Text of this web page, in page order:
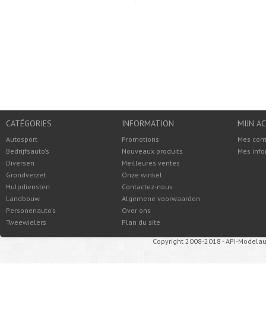
CATÉGORIES
Autosport
Bedrijfsauto's
Diversen
Grondverzet
Hulpdiensten
Landbouw
Personenauto's
Tweewielers
INFORMATION
Promotions
Nouveaux produits
Meilleures ventes
Onze winkel
Contactez-nous
Algemene voorwaarden
Over ons
Plan du site
MIJN
Mes
Mes
Copyright 2008-2018 - API-